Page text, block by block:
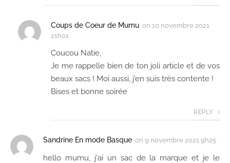
Coups de Coeur de Mumu on 10 novembre 2021
21h01
Coucou Natie,
Je me rappelle bien de ton joli article et de vos
beaux sacs ! Moi aussi, j'en suis très contente !
Bises et bonne soirée
REPLY
Sandrine En mode Basque on 9 novembre 2021 9h25
hello mumu, j'ai un sac de la marque et je le